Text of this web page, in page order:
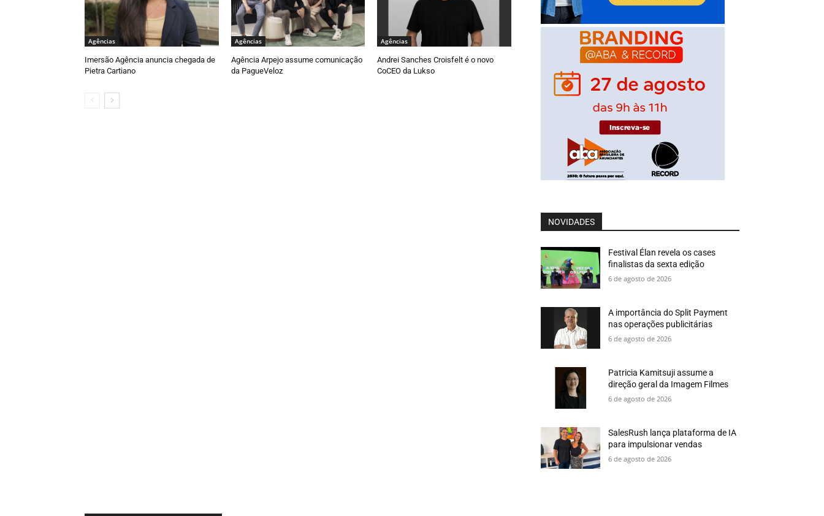
Agências
Imersão Agência anuncia chegada de
Pietra Cartiano
Agências
Agência Arpejo assume comunicação
da PagueVeloz
Agências
Andrei Sanches Croisfelt é o novo
CoCEO da Lukso
NOVIDADES
Festival Élan revela os cases
finalistas da sexta edição
6 de agosto de 2026
A importância do Split Payment
nas operações publicitárias
6 de agosto de 2026
Patricia Kamitsuji assume a
direção geral da Imagem Filmes
6 de agosto de 2026
SalesRush lança plataforma de IA
para impulsionar vendas
6 de agosto de 2026